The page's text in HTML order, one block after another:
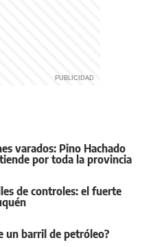
varados: Pino Hachado
por toda la provincia
de controles: el fuerte
un barril de petróleo?